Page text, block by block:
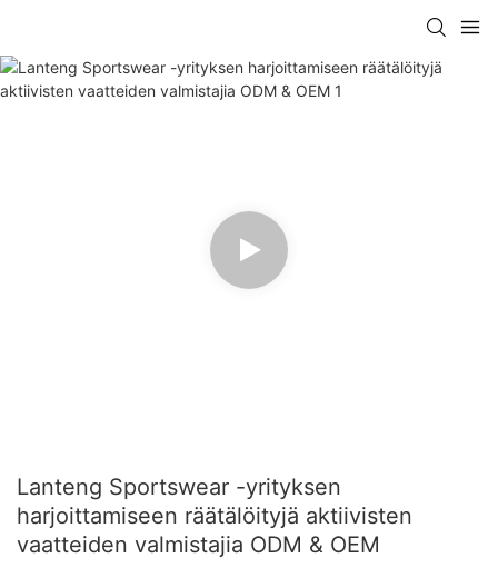
Lanteng Sportswear -yrityksen
harjoittamiseen räätälöityjä aktiivisten
vaatteiden valmistajia ODM & OEM